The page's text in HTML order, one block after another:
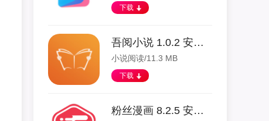
下载
吾阅小说 1.0.2 安卓版
小说阅读/11.3 MB
下载
粉丝漫画 8.2.5 安卓版